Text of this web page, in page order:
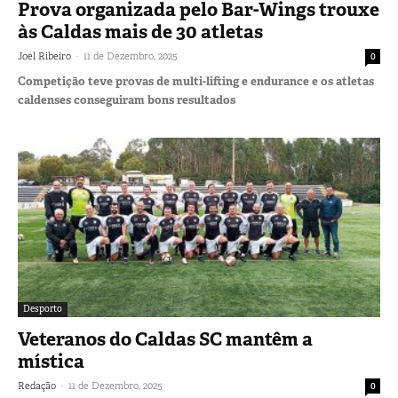
Prova organizada pelo Bar-Wings trouxe
às Caldas mais de 30 atletas
Joel Ribeiro - 11 de Dezembro, 2025 0
Competição teve provas de multi-lifting e endurance e os atletas
caldenses conseguiram bons resultados
Desporto
Veteranos do Caldas SC mantêm a
mística
Redação - 11 de Dezembro, 2025 0